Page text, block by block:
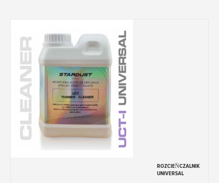
ROZCIEŃCZALNIK
UNIVERSAL